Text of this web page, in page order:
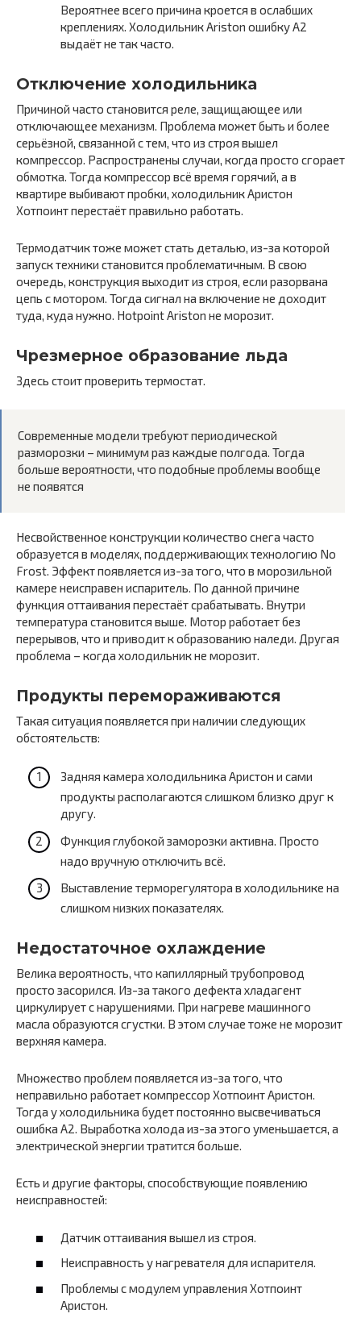
Вероятнее всего причина кроется в ослабших
креплениях. Холодильник Ariston ошибку A2
выдаёт не так часто.
Отключение холодильника
Причиной часто становится реле, защищающее или
отключающее механизм. Проблема может быть и более
серьёзной, связанной с тем, что из строя вышел
компрессор. Распространены случаи, когда просто сгорает
обмотка. Тогда компрессор всё время горячий, а в
квартире выбивают пробки, холодильник Аристон
Хотпоинт перестаёт правильно работать.
Термодатчик тоже может стать деталью, из-за которой
запуск техники становится проблематичным. В свою
очередь, конструкция выходит из строя, если разорвана
цепь с мотором. Тогда сигнал на включение не доходит
туда, куда нужно. Hotpoint Ariston не морозит.
Чрезмерное образование льда
Здесь стоит проверить термостат.
Современные модели требуют периодической
разморозки – минимум раз каждые полгода. Тогда
больше вероятности, что подобные проблемы вообще
не появятся
Несвойственное конструкции количество снега часто
образуется в моделях, поддерживающих технологию No
Frost. Эффект появляется из-за того, что в морозильной
камере неисправен испаритель. По данной причине
функция оттаивания перестаёт срабатывать. Внутри
температура становится выше. Мотор работает без
перерывов, что и приводит к образованию наледи. Другая
проблема – когда холодильник не морозит.
Продукты перемораживаются
Такая ситуация появляется при наличии следующих
обстоятельств:
Задняя камера холодильника Аристон и сами
продукты располагаются слишком близко друг к
другу.
Функция глубокой заморозки активна. Просто
надо вручную отключить всё.
Выставление терморегулятора в холодильнике на
слишком низких показателях.
Недостаточное охлаждение
Велика вероятность, что капиллярный трубопровод
просто засорился. Из-за такого дефекта хладагент
циркулирует с нарушениями. При нагреве машинного
масла образуются сгустки. В этом случае тоже не морозит
верхняя камера.
Множество проблем появляется из-за того, что
неправильно работает компрессор Хотпоинт Аристон.
Тогда у холодильника будет постоянно высвечиваться
ошибка A2. Выработка холода из-за этого уменьшается, а
электрической энергии тратится больше.
Есть и другие факторы, способствующие появлению
неисправностей:
Датчик оттаивания вышел из строя.
Неисправность у нагревателя для испарителя.
Проблемы с модулем управления Хотпоинт
Аристон.